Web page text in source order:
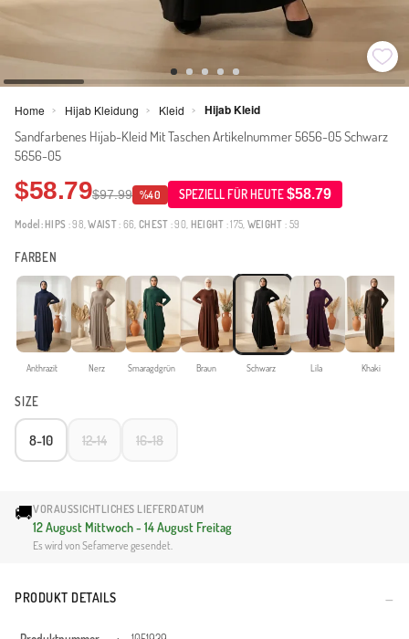
Home > Hijab Kleidung > Kleid > Hijab Kleid
Sandfarbenes Hijab-Kleid Mit Taschen Artikelnummer 5656-05 Schwarz
5656-05
$58.79$97.99 %40 SPEZIELL FÜR HEUTE$58.79
Model: HIPS : 98,WAIST: 66,CHEST : 90, HEIGHT : 175, WEIGHT : 59
FARBEN
Anthrazit Nerz Smaragdgrün Braun Schwarz Lila Khaki
SIZE
8-10 12-14 16-18
🚚VORAUSSICHTLICHES LIEFERDATUM
12 August Mittwoch - 14 August Freitag
Es wird von Sefamerve gesendet.
PRODUKT DETAILS